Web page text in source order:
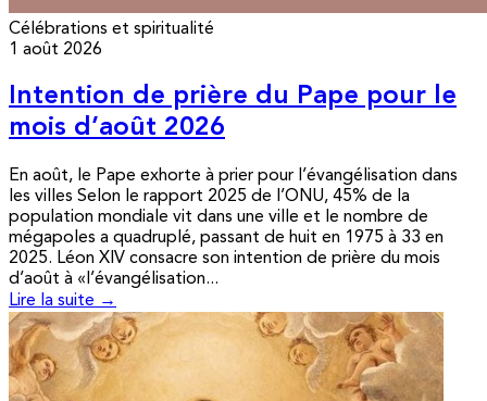
Célébrations et spiritualité
1 août 2026
Intention de prière du Pape pour le
mois d’août 2026
En août, le Pape exhorte à prier pour l’évangélisation dans
les villes Selon le rapport 2025 de l’ONU, 45% de la
population mondiale vit dans une ville et le nombre de
mégapoles a quadruplé, passant de huit en 1975 à 33 en
2025. Léon XIV consacre son intention de prière du mois
d’août à «l’évangélisation...
Lire la suite →